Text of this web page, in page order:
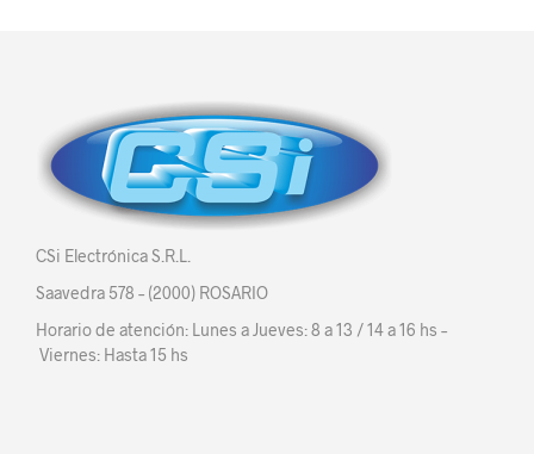
CSi Electrónica S.R.L.
Saavedra 578 – (2000) ROSARIO
Horario de atención: Lunes a Jueves: 8 a 13 / 14 a 16 hs –
Viernes: Hasta 15 hs